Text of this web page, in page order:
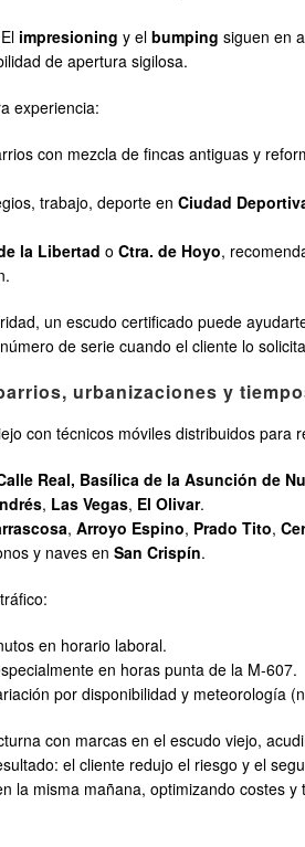
impresioning y elbumping siguen en
de apertura sigilosa.
experiencia:
con mezcla de fincas antiguas y
trabajo, deporte enCiudad
la Libertad oCtra. de Hoyo,
un escudo certificado puede
de serie cuando el cliente lo
urbanizaciones y
con técnicos móviles distribuidos para
Real, Basílica de la Asunción de
, Las Vegas, El Olivar.
,Arroyo Espino, Prado Tito,
y naves enSan Crispín.
en horario laboral.
en horas punta de la M-607.
por disponibilidad y meteorología
con marcas en el escudo viejo,
el cliente redujo el riesgo y el
la misma mañana, optimizando costes y